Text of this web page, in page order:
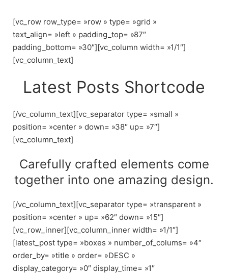
content
[vc_row row_type= »row » type= »grid »
text_align= »left » padding_top= »87″
padding_bottom= »30″][vc_column width= »1/1″]
[vc_column_text]
Latest Posts Shortcode
[/vc_column_text][vc_separator type= »small »
position= »center » down= »38″ up= »7″]
[vc_column_text]
Carefully crafted elements come
together into one amazing design.
[/vc_column_text][vc_separator type= »transparent »
position= »center » up= »62″ down= »15″]
[vc_row_inner][vc_column_inner width= »1/1″]
[latest_post type= »boxes » number_of_colums= »4″
order_by= »title » order= »DESC »
display_category= »0″ display_time= »1″